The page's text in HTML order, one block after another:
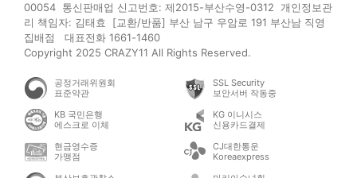
00054 통신판매업 신고번호: 제2015-부산수영-0312 개인정보관
리 책임자: 김태효 [교환/반품] 부산 남구 우암로 191 부산남 직영
집배점 대표전화 1661-1460
Copyright 2025 CRAZY11 All Rights Reserved.
공정거래위원회
표준약관
SSL Security
보안서버 작동중
KB 국민은행
에스크로 이체
KG 이니시스
신용카드결제
현금영수증
가맹점
CJ대한통운
Koreaexpress